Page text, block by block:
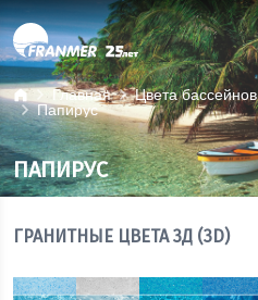
Главная Цвета бассейнов
Папирус
ПАПИРУС
ГРАНИТНЫЕ ЦВЕТА 3Д (3D)